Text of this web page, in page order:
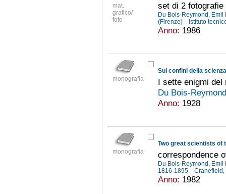
mat.
grafico/
foto
set di 2 fotografie
Du Bois-Reymond,
(Firenze)
Istituto
Anno: 1986
monografia
Sui confini della
I sette enigmi del
Du Bois-
Anno: 1928
monografia
Two great scientists of
correspondence
Du Bois-Reymond,
1816-1895
Anno: 1982